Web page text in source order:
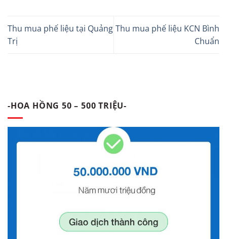
Thu mua phế liệu tại Quảng
Trị
Thu mua phế liệu KCN Bình
Chuẩn
-HOA HỒNG 50 – 500 TRIỆU-